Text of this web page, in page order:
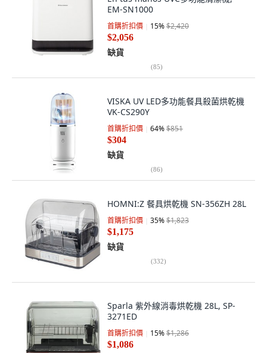
EM-SN1000
首購折扣價 15%$2,420
$2,056
缺貨
(85)
VISKA UV LED多功能餐具殺菌烘乾機
VK-CS290Y
首購折扣價 64%$851
$304
缺貨
(86)
HOMNI:Z 餐具烘乾機 SN-356ZH 28L
首購折扣價 35%$1,823
$1,175
缺貨
(332)
Sparla 紫外線消毒烘乾機 28L, SP-
3271ED
首購折扣價 15%$1,286
$1,086